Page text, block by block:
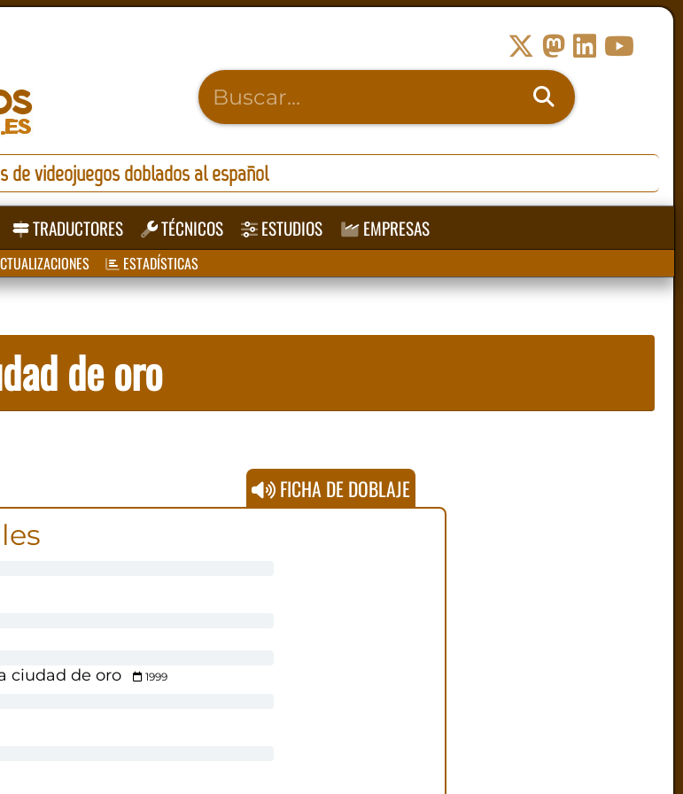
de videojuegos doblados al español
TRADUCTORES TÉCNICOS ESTUDIOS EMPRESAS
ESTADÍSTICAS
de oro
FICHA DE DOBLAJE
ciudad de oro
1999